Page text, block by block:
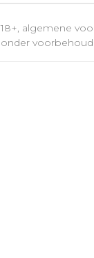
18+, algemene
onder voorbehoud